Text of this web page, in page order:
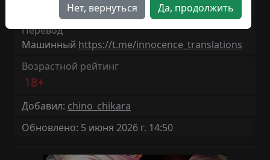
Нет, вернуться Да, продолжить
Продолжительность: ~20ч 0мин
Перевод
Машинный https://t.me/innocence_translations
Возрастной рейтинг
18+
Добавил: chino_chikara
Обновлено: 5 июня 2026 г. 14:50